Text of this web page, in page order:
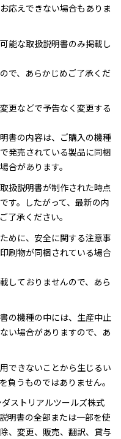
応えできない場合もありま
能な取扱説明書のみ掲載し
で、あらかじめご了承くだ
更などで予告なく変更する
書の内容は、ご購入の機種
発売されている製品に同梱
合があります。
扱説明書が制作された時点
す。したがって、最新の内
了承ください。
めに、安全に関する注意事
刷物が同梱されている場合
しておりませんので、あら
の機種の中には、生産中止
い場合がありますので、あ
できないことから生じるい
負うものではありません。
ストリアルツールズ株式
明書の全部または一部を使
、変更、販売、翻訳、貸与